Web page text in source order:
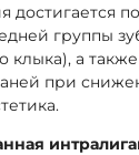
достигается
группы
клыка), а
при